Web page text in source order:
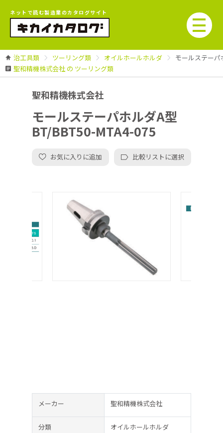
ネットで読む製造業のカタログサイト
治工具類 ツーリング類 オイルホールホルダ
モールステー
聖和精機株式会社 の ツーリング類
聖和精機株式会社
モールステーパホルダA型
BT/BBT50-MTA4-075
お気に入りに追加 比較リストに選択
メーカー 聖和精機株式会社
分類 オイルホールホルダ